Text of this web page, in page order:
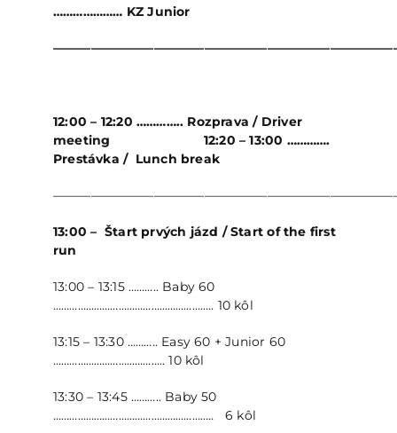
………………… KZ Junior
12:00 – 12:20 ………….. Rozprava / Driver
meeting 12:20 – 13:00 ………….
Prestávka / Lunch break
13:00 – Štart prvých jázd /Start of the first
run
13:00 – 13:15 ……….. Baby 60
………………………………………………….. 10 kôl
13:15 – 13:30 ……….. Easy 60 + Junior 60
………………………………….. 10 kôl
13:30 – 13:45 ……….. Baby 50
………………………………………………….. 6 kôl